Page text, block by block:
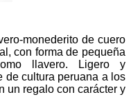
monederito de cuero
con forma de pequeña
llavero. Ligero y
de cultura peruana a los
un regalo con carácter y